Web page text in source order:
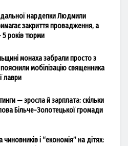
нардепки Людмили
закриття провадження, а
років тюрми
монаха забрали просто з
мобілізацію священника
лаври
— зросла й зарплата: скільки
Більче-Золотецької громади
і “економія” на дітях: